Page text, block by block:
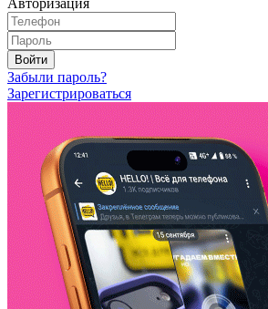
Войти
Забыли пароль?
Зарегистрироваться